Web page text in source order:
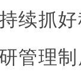
续抓
管理